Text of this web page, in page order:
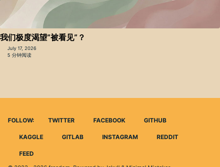
我们极度渴望”被看见”？
July 17, 2026
5 分钟阅读
FOLLOW: TWITTER FACEBOOK GITHUB
KAGGLE GITLAB INSTAGRAM REDDIT
FEED